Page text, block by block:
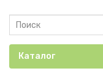
Каталог